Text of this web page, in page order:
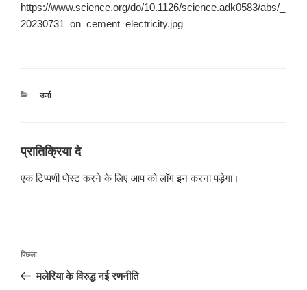
https://www.science.org/do/10.1126/science.adk0583/abs/_
20230731_on_cement_electricity.jpg
श्रेणियाँ
उर्जा
प्रातिक्रिया दे
एक टिप्पणी पोस्ट करने के लिए आप कोलॉग इनकरना पड़ेगा।
पोस्ट
पिछला
पोस्ट:
पिछला
मलेरिया के विरुद्ध नई रणनीति